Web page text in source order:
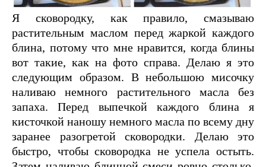
Я сковородку, как правило, смазываю
растительным маслом перед жаркой каждого
блина, потому что мне нравится, когда блины
вот такие, как на фото справа. Делаю я это
следующим образом. В небольшою мисочку
наливаю немного растительного масла без
запаха. Перед выпечкой каждого блина я
кисточкой наношу немного масла по всему дну
заранее разогретой сковородки. Делаю это
быстро, чтобы сковородка не успела остыть.